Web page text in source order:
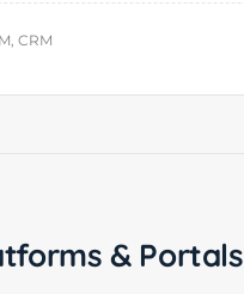
CRM
& Portals